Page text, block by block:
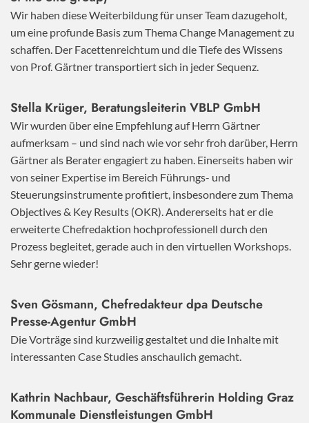
Wir haben diese Weiterbildung für unser Team dazugeholt,
um eine profunde Basis zum Thema Change Management zu
schaffen. Der Facettenreichtum und die Tiefe des Wissens
von Prof. Gärtner transportiert sich in jeder Sequenz.
Stella Krüger, Beratungsleiterin VBLP GmbH
Wir wurden über eine Empfehlung auf Herrn Gärtner
aufmerksam – und sind nach wie vor sehr froh darüber, Herrn
Gärtner als Berater engagiert zu haben. Einerseits haben wir
von seiner Expertise im Bereich Führungs- und
Steuerungsinstrumente profitiert, insbesondere zum Thema
Objectives & Key Results (OKR). Andererseits hat er die
erweiterte Chefredaktion hochprofessionell durch den
Prozess begleitet, gerade auch in den virtuellen Workshops.
Sehr gerne wieder!
Sven Gösmann, Chefredakteur dpa Deutsche
Presse-Agentur GmbH
Die Vorträge sind kurzweilig gestaltet und die Inhalte mit
interessanten Case Studies anschaulich gemacht.
Kathrin Nachbaur, Geschäftsführerin Holding Graz
Kommunale Dienstleistungen GmbH